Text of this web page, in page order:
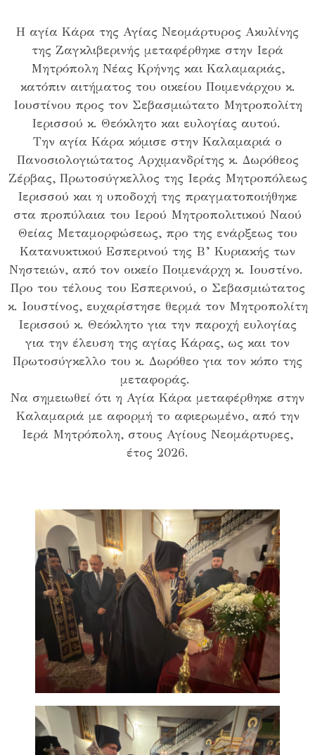
Η αγία Κάρα της Αγίας Νεομάρτυρος Ακυλίνης
της Ζαγκλιβερινής μεταφέρθηκε στην Ιερά
Μητρόπολη Νέας Κρήνης και Καλαμαριάς,
κατόπιν αιτήματος του οικείου Ποιμενάρχου κ.
Ιουστίνου προς τον Σεβασμιώτατο Μητροπολίτη
Ιερισσού κ. Θεόκλητο και ευλογίας αυτού.
Την αγία Κάρα κόμισε στην Καλαμαριά ο
Πανοσιολογιώτατος Αρχιμανδρίτης κ. Δωρόθεος
Ζέρβας, Πρωτοσύγκελλος της Ιεράς Μητροπόλεως
Ιερισσού και η υποδοχή της πραγματοποιήθηκε
στα προπύλαια του Ιερού Μητροπολιτικού Ναού
Θείας Μεταμορφώσεως, προ της ενάρξεως του
Κατανυκτικού Εσπερινού της Β’ Κυριακής των
Νηστειών, από τον οικείο Ποιμενάρχη κ. Ιουστίνο.
Προ του τέλους του Εσπερινού, ο Σεβασμιώτατος
κ. Ιουστίνος, ευχαρίστησε θερμά τον Μητροπολίτη
Ιερισσού κ. Θεόκλητο για την παροχή ευλογίας
για την έλευση της αγίας Κάρας, ως και τον
Πρωτοσύγκελλο του κ. Δωρόθεο για τον κόπο της
μεταφοράς.
Να σημειωθεί ότι η Αγία Κάρα μεταφέρθηκε στην
Καλαμαριά με αφορμή το αφιερωμένο, από την
Ιερά Μητρόπολη, στους Αγίους Νεομάρτυρες,
έτος 2026.